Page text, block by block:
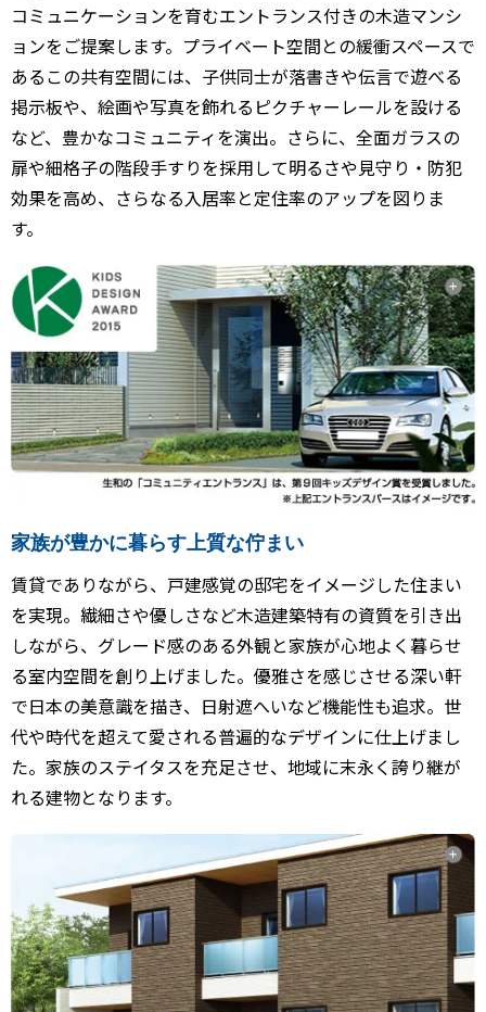
コミュニケーションを育むエントランス付きの木造マンシ
ョンをご提案します。プライベート空間との緩衝スペースで
あるこの共有空間には、子供同士が落書きや伝言で遊べる
掲示板や、絵画や写真を飾れるピクチャーレールを設ける
など、豊かなコミュニティを演出。さらに、全面ガラスの
扉や細格子の階段手すりを採用して明るさや見守り・防犯
効果を高め、さらなる入居率と定住率のアップを図りま
す。
家族が豊かに暮らす上質な佇まい
賃貸でありながら、戸建感覚の邸宅をイメージした住まい
を実現。繊細さや優しさなど木造建築特有の資質を引き出
しながら、グレード感のある外観と家族が心地よく暮らせ
る室内空間を創り上げました。優雅さを感じさせる深い軒
で日本の美意識を描き、日射遮へいなど機能性も追求。世
代や時代を超えて愛される普遍的なデザインに仕上げまし
た。家族のステイタスを充足させ、地域に末永く誇り継が
れる建物となります。